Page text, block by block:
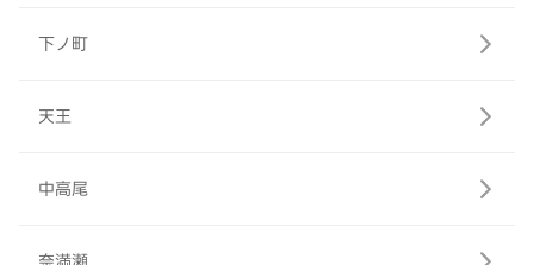
下ノ町
天王
中高尾